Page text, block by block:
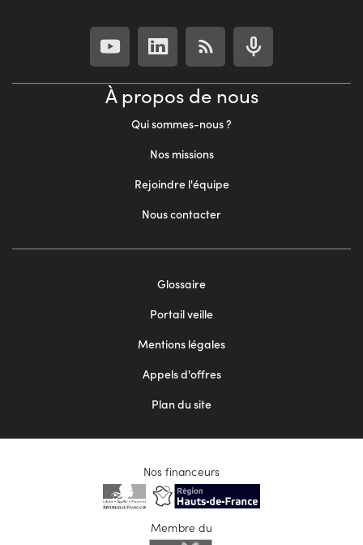
À propos de nous
Qui sommes-nous ?
Nos missions
Rejoindre l'équipe
Nous contacter
Glossaire
Portail veille
Mentions légales
Appels d'offres
Plan du site
Nos financeurs
Membre du